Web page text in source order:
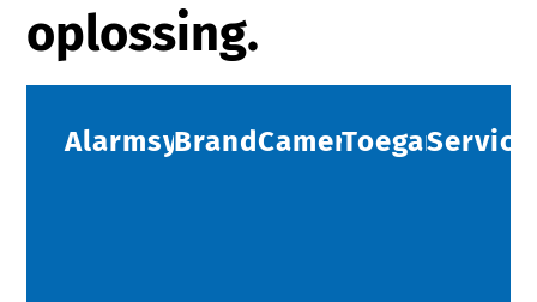
oplossing.
AlarmsystemenBrandbeveiliging
Camerabeveiliging
Service